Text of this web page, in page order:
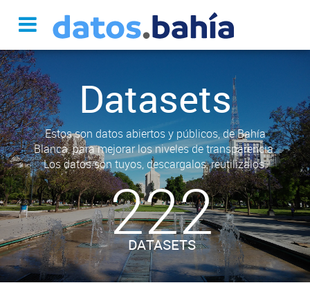
Datasets
Estos son datos abiertos y públicos, de Bahía
Blanca, para mejorar los niveles de transparencia.
Los datos son tuyos, descargalos, reutilizalos.
222
DATASETS